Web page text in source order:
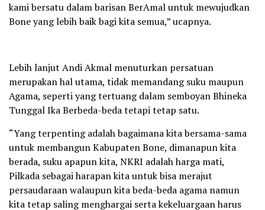
kami bersatu dalam barisan BerAmal untuk mewujudkan
Bone yang lebih baik bagi kita semua,” ucapnya.
Lebih lanjut Andi Akmal menuturkan persatuan
merupakan hal utama, tidak memandang suku maupun
Agama, seperti yang tertuang dalam semboyan Bhineka
Tunggal Ika Berbeda-beda tetapi tetap satu.
“Yang terpenting adalah bagaimana kita bersama-sama
untuk membangun Kabupaten Bone, dimanapun kita
berada, suku apapun kita, NKRI adalah harga mati,
Pilkada sebagai harapan kita untuk bisa merajut
persaudaraan walaupun kita beda-beda agama namun
kita tetap saling menghargai serta kekeluargaan harus